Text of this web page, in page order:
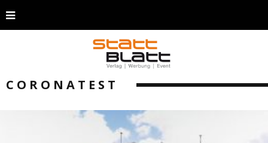
CORONATEST